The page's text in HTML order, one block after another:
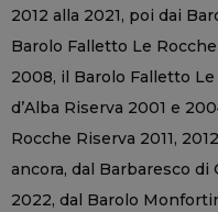
2012 alla 2021, poi dai
Barolo Falletto Le
2008, il Barolo Falletto
d’Alba Riserva 2001 e
Rocche Riserva 2011,
ancora, dal Barbaresco di
2022, dal Barolo